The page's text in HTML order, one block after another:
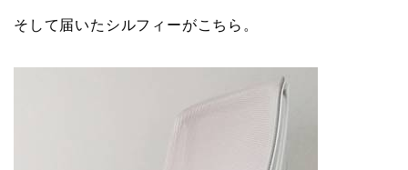
そして届いたシルフィーがこちら。